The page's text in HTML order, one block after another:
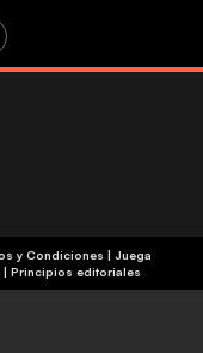
| Principios editoriales